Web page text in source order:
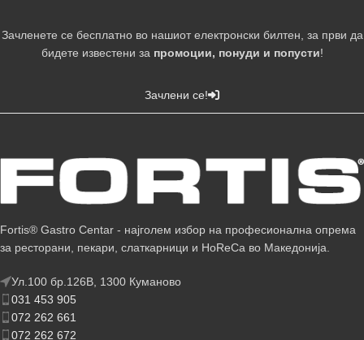
Зачленете се бесплатно во нашиот електронски билтен, за први да
бидете известени за промоции, понуди и попусти!
Зачлени се!
Fortis® Gastro Centar - најголем избор на професионална опрема
за ресторани, пекари, слаткарници и HoReCa во Македонија.
Ул.100 бр.126В, 1300 Куманово
031 453 905
072 262 661
072 262 672